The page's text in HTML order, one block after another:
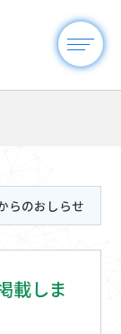
らのおしらせ
載しま